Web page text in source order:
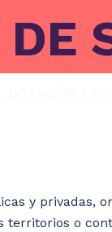
y privadas,
territorios o